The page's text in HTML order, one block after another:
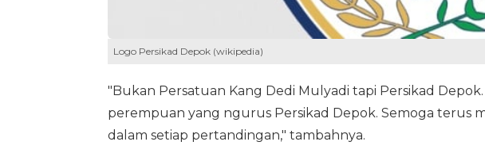
Logo Persikad Depok (wikipedia)
"Bukan Persatuan Kang Dedi Mulyadi tapi Persikad Depok.
perempuan yang ngurus Persikad Depok. Semoga terus
dalam setiap pertandingan," tambahnya.